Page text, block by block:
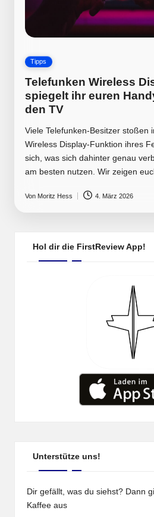
Posted
Tipps
Telefunken Wireless
spiegelt ihr euren
den TV
Viele Telefunken-Besitzer stoßen
Wireless Display-Funktion ihres
sich, was sich dahinter genau
am besten nutzen. Wir zeigen
by
Von Moritz Hess 4. März 2026
Hol dir die FirstReview App!
Unterstütze uns!
Dir gefällt, was du siehst? Dann
Kaffee aus